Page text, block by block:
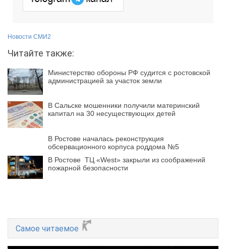
Новости СМИ2
Читайте также:
Министерство обороны РФ судится с ростовской
администрацией за участок земли
В Сальске мошенники получили материнский
капитал на 30 несуществующих детей
В Ростове началась реконструкция
обсервационного корпуса роддома №5
В Ростове ТЦ «West» закрыли из соображений
пожарной безопасности
Самое читаемое